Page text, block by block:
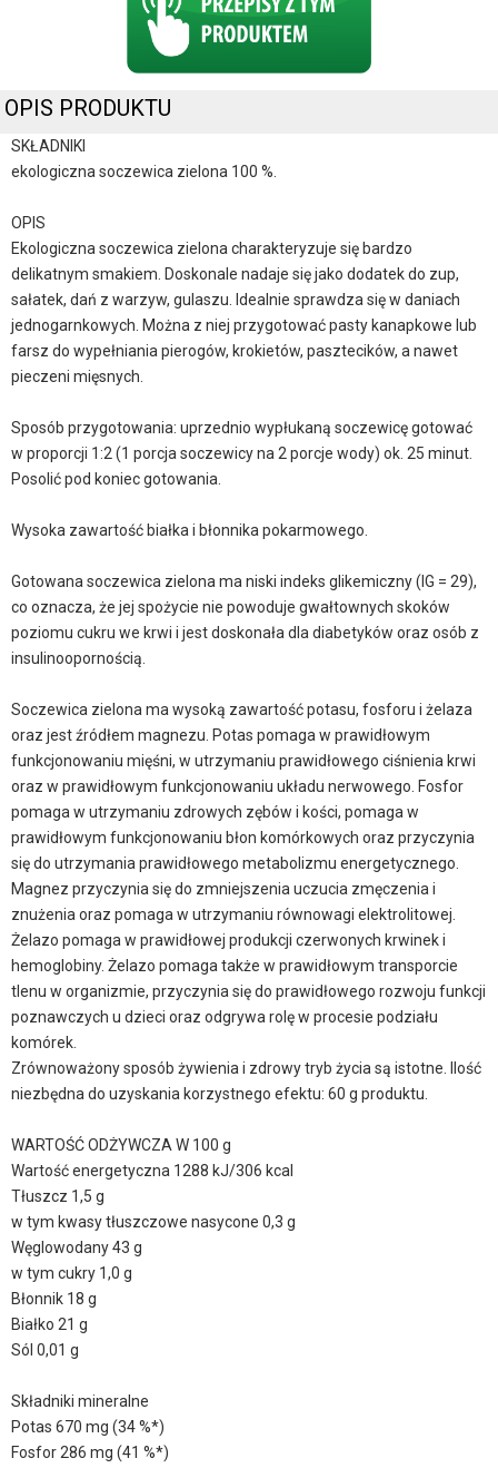
OPIS PRODUKTU
SKŁADNIKI
ekologiczna soczewica zielona 100 %.
OPIS
Ekologiczna soczewica zielona charakteryzuje się bardzo
delikatnym smakiem. Doskonale nadaje się jako dodatek do zup,
sałatek, dań z warzyw, gulaszu. Idealnie sprawdza się w daniach
jednogarnkowych. Można z niej przygotować pasty kanapkowe lub
farsz do wypełniania pierogów, krokietów, pasztecików, a nawet
pieczeni mięsnych.
Sposób przygotowania: uprzednio wypłukaną soczewicę gotować
w proporcji 1:2 (1 porcja soczewicy na 2 porcje wody) ok. 25 minut.
Posolić pod koniec gotowania.
Wysoka zawartość białka i błonnika pokarmowego.
Gotowana soczewica zielona ma niski indeks glikemiczny (IG = 29),
co oznacza, że jej spożycie nie powoduje gwałtownych skoków
poziomu cukru we krwi i jest doskonała dla diabetyków oraz osób z
insulinoopornością.
Soczewica zielona ma wysoką zawartość potasu, fosforu i żelaza
oraz jest źródłem magnezu. Potas pomaga w prawidłowym
funkcjonowaniu mięśni, w utrzymaniu prawidłowego ciśnienia krwi
oraz w prawidłowym funkcjonowaniu układu nerwowego. Fosfor
pomaga w utrzymaniu zdrowych zębów i kości, pomaga w
prawidłowym funkcjonowaniu błon komórkowych oraz przyczynia
się do utrzymania prawidłowego metabolizmu energetycznego.
Magnez przyczynia się do zmniejszenia uczucia zmęczenia i
znużenia oraz pomaga w utrzymaniu równowagi elektrolitowej.
Żelazo pomaga w prawidłowej produkcji czerwonych krwinek i
hemoglobiny. Żelazo pomaga także w prawidłowym transporcie
tlenu w organizmie, przyczynia się do prawidłowego rozwoju funkcji
poznawczych u dzieci oraz odgrywa rolę w procesie podziału
komórek.
Zrównoważony sposób żywienia i zdrowy tryb życia są istotne. Ilość
niezbędna do uzyskania korzystnego efektu: 60 g produktu.
WARTOŚĆ ODŻYWCZA W 100 g
Wartość energetyczna 1288 kJ/306 kcal
Tłuszcz 1,5 g
w tym kwasy tłuszczowe nasycone 0,3 g
Węglowodany 43 g
w tym cukry 1,0 g
Błonnik 18 g
Białko 21 g
Sól 0,01 g
Składniki mineralne
Potas 670 mg (34 %*)
Fosfor 286 mg (41 %*)